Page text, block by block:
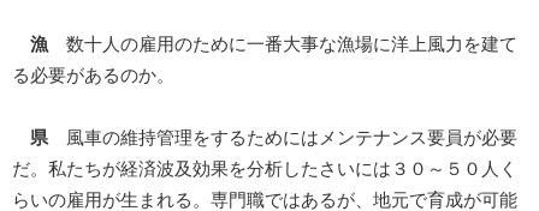
漁 数十人の雇用のために一番大事な漁場に洋上風力を建て
る必要があるのか。
県 風車の維持管理をするためにはメンテナンス要員が必要
だ。私たちが経済波及効果を分析したさいには３０～５０人く
らいの雇用が生まれる。専門職ではあるが、地元で育成が可能